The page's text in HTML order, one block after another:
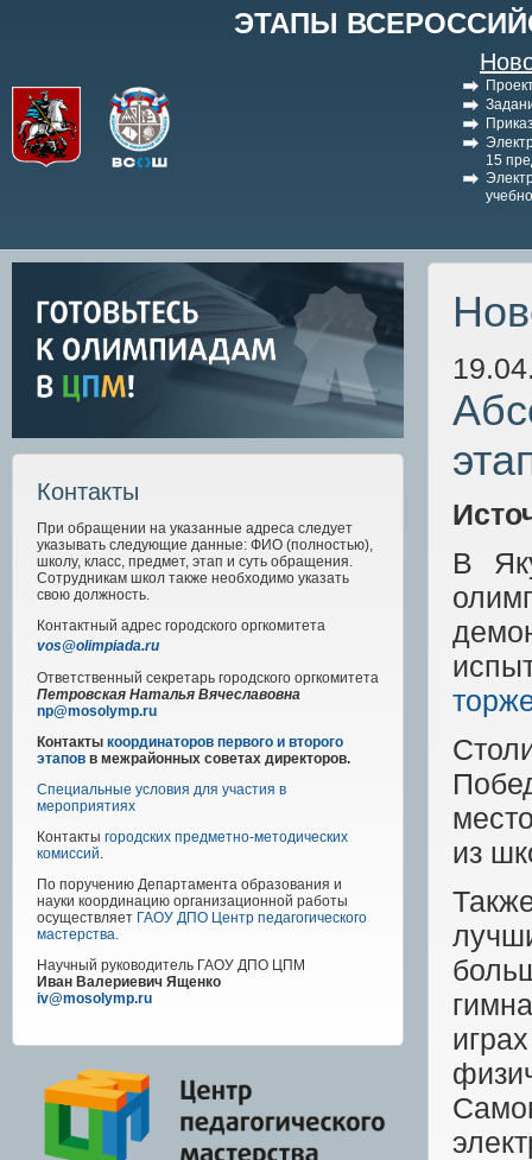
ЭТАПЫ
15
Контакты
При обращении на указанные адреса следует
указывать следующие данные: ФИО (полностью),
школу, класс, предмет, этап и суть обращения.
Сотрудникам школ также необходимо указать
свою должность.
Контактный адрес городского оргкомитета
vos@olimpiada.ru
Ответственный секретарь городского оргкомитета
Петровская Наталья Вячеславовна
np@mosolymp.ru
Контакты координаторов первого и второго
этапов в межрайонных советах директоров.
Специальные условия для участия в
мероприятиях
Контакты городских предметно-методических
комиссий.
По поручению Департамента образования и
науки координацию организационной работы
осуществляет ГАОУ ДПО Центр педагогического
мастерства.
Научный руководитель ГАОУ ДПО ЦПМ
Иван Валериевич Ященко
iv@mosolymp.ru
В
из